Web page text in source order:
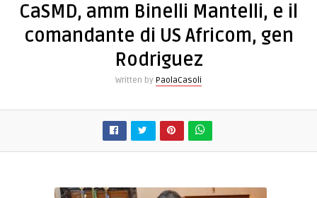
CaSMD, amm Binelli Mantelli, e il
comandante di US Africom, gen
Rodriguez
Written by PaolaCasoli